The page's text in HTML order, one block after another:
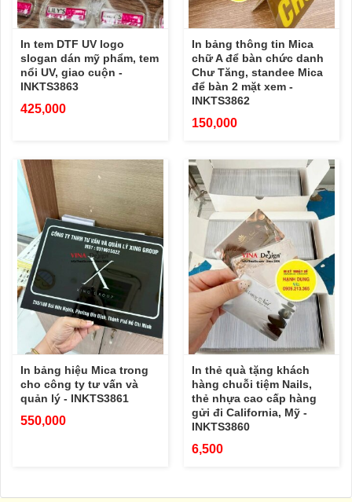
In tem DTF UV logo
slogan dán mỹ phẩm, tem
nổi UV, giao cuộn -
INKTS3863
425,000
In bảng thông tin Mica
chữ A để bàn chức danh
Chư Tăng, standee Mica
để bàn 2 mặt xem -
INKTS3862
150,000
In bảng hiệu Mica trong
cho công ty tư vấn và
quản lý - INKTS3861
550,000
In thẻ quà tặng khách
hàng chuỗi tiệm Nails,
thẻ nhựa cao cấp hàng
gửi đi California, Mỹ -
INKTS3860
6,500